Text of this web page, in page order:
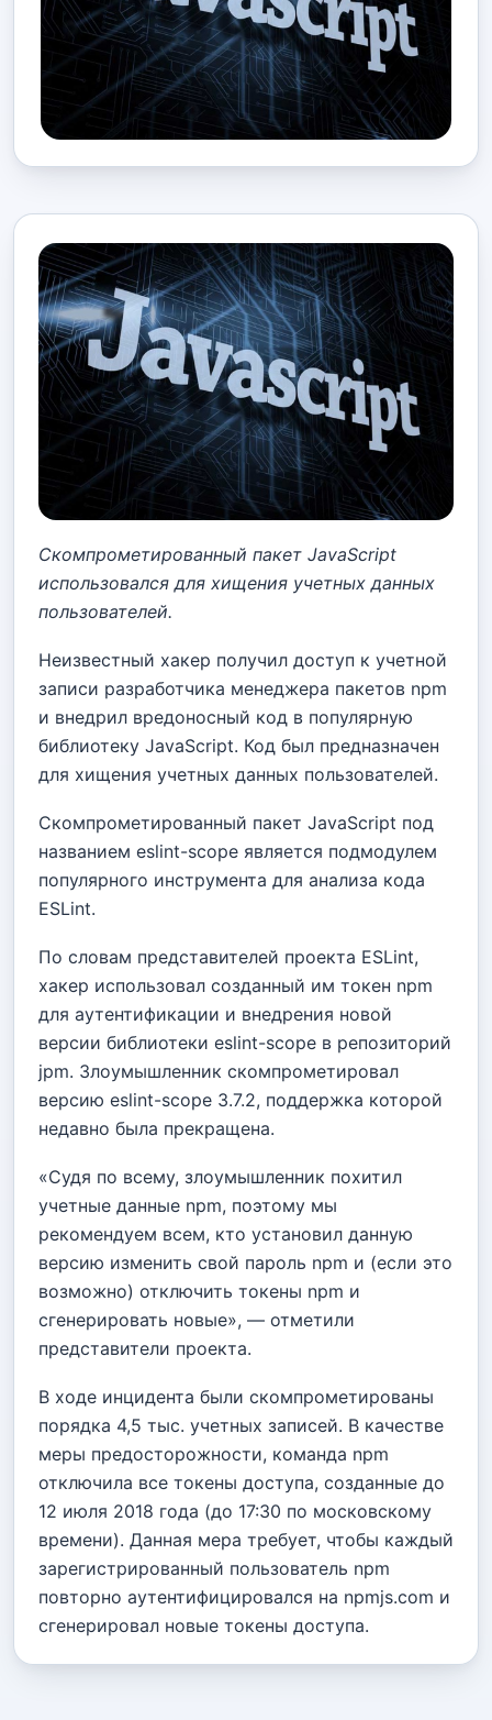
Скомпрометированный пакет JavaScript
использовался для хищения учетных данных
пользователей.
Неизвестный хакер получил доступ к учетной
записи разработчика менеджера пакетов npm
и внедрил вредоносный код в популярную
библиотеку JavaScript. Код был предназначен
для хищения учетных данных пользователей.
Скомпрометированный пакет JavaScript под
названием eslint-scope является подмодулем
популярного инструмента для анализа кода
ESLint.
По словам представителей проекта ESLint,
хакер использовал созданный им токен npm
для аутентификации и внедрения новой
версии библиотеки eslint-scope в репозиторий
jpm. Злоумышленник скомпрометировал
версию eslint-scope 3.7.2, поддержка которой
недавно была прекращена.
«Судя по всему, злоумышленник похитил
учетные данные npm, поэтому мы
рекомендуем всем, кто установил данную
версию изменить свой пароль npm и (если это
возможно) отключить токены npm и
сгенерировать новые», — отметили
представители проекта.
В ходе инцидента были скомпрометированы
порядка 4,5 тыс. учетных записей. В качестве
меры предосторожности, команда npm
отключила все токены доступа, созданные до
12 июля 2018 года (до 17:30 по московскому
времени). Данная мера требует, чтобы каждый
зарегистрированный пользователь npm
повторно аутентифицировался на npmjs.com и
сгенерировал новые токены доступа.